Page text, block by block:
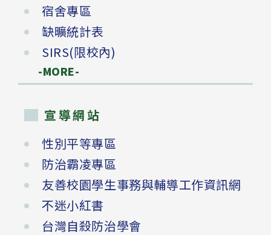
宿舍專區
缺曠統計表
SIRS(限校內)
-MORE-
宣導網站
性別平等專區
防治霸凌專區
友善校園學生事務與輔導工作資訊網
不迷小紅書
台灣自殺防治學會